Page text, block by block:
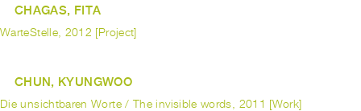
CHAGAS, FITA
WarteStelle, 2012 [Project]
CHUN, KYUNGWOO
Die unsichtbaren Worte / The invisible words, 2011 [Work]